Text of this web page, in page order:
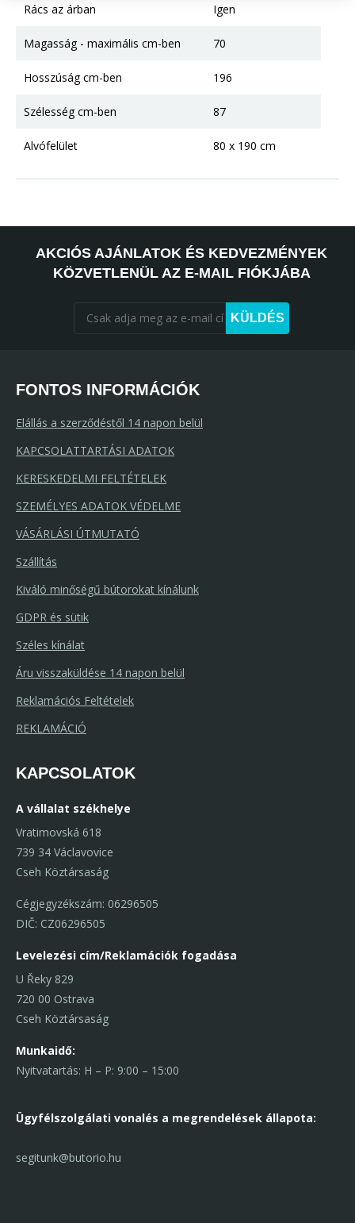
Rács az árban Igen
Magasság - maximális cm-ben 70
Hosszúság cm-ben 196
Szélesség cm-ben 87
Alvófelület 80 x 190 cm
AKCIÓS AJÁNLATOK ÉS KEDVEZMÉNYEK
KÖZVETLENÜL AZ E-MAIL FIÓKJÁBA
KÜLDÉS
FONTOS INFORMÁCIÓK
Elállás a szerződéstől 14 napon belül
KAPCSOLATTARTÁSI ADATOK
KERESKEDELMI FELTÉTELEK
SZEMÉLYES ADATOK VÉDELME
VÁSÁRLÁSI ÚTMUTATÓ
Szállítás
Kiváló minőségű bútorokat kínálunk
GDPR és sütik
Széles kínálat
Áru visszaküldése 14 napon belül
Reklamációs Feltételek
REKLAMÁCIÓ
KAPCSOLATOK
A vállalat székhelye
Vratimovská 618
739 34 Václavovice
Cseh Köztársaság
Cégjegyzékszám: 06296505
DIČ: CZ06296505
Levelezési cím/Reklamációk fogadása
U Řeky 829
720 00 Ostrava
Cseh Köztársaság
Munkaidő:
Nyitvatartás: H – P: 9:00 – 15:00
Ügyfélszolgálati vonalés a megrendelések állapota:
segitunk@butorio.hu